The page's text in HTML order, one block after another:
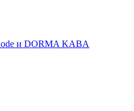
и DORMA KABA